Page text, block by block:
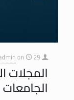
on 29 سبتمبر، 2025
المجلات